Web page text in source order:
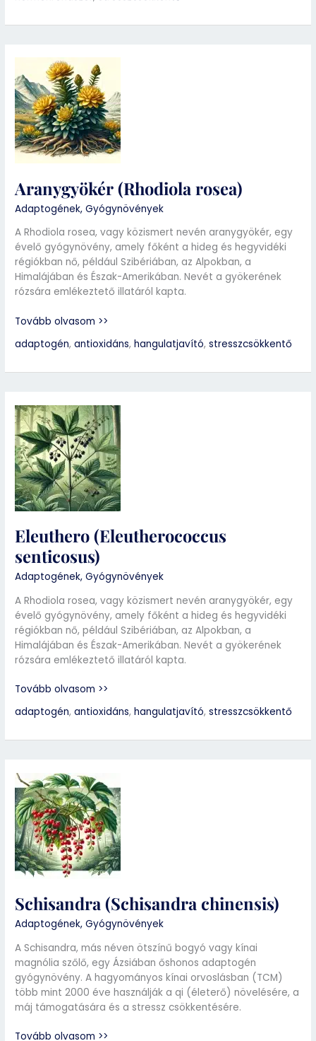
Aranygyökér (Rhodiola rosea)
Adaptogének,Gyógynövények
A Rhodiola rosea, vagy közismert nevén aranygyökér, egy
évelő gyógynövény, amely főként a hideg és hegyvidéki
régiókban nő, például Szibériában, az Alpokban, a
Himalájában és Észak-Amerikában. Nevét a gyökerének
rózsára emlékeztető illatáról kapta.
Aranygyökér
(Rhodiola
rosea)
Tovább olvasom >>
adaptogén,antioxidáns,hangulatjavító,stresszcsökkentő
Eleuthero (Eleutherococcus
senticosus)
Adaptogének,Gyógynövények
A Rhodiola rosea, vagy közismert nevén aranygyökér, egy
évelő gyógynövény, amely főként a hideg és hegyvidéki
régiókban nő, például Szibériában, az Alpokban, a
Himalájában és Észak-Amerikában. Nevét a gyökerének
rózsára emlékeztető illatáról kapta.
Eleuthero
(Eleutherococcus
senticosus)
Tovább olvasom >>
adaptogén,antioxidáns,hangulatjavító,stresszcsökkentő
Schisandra (Schisandra chinensis)
Adaptogének,Gyógynövények
A Schisandra, más néven ötszínű bogyó vagy kínai
magnólia szőlő, egy Ázsiában őshonos adaptogén
gyógynövény. A hagyományos kínai orvoslásban (TCM)
több mint 2000 éve használják a qi (életerő) növelésére, a
máj támogatására és a stressz csökkentésére.
Schisandra
(Schisandra
chinensis)
Tovább olvasom >>